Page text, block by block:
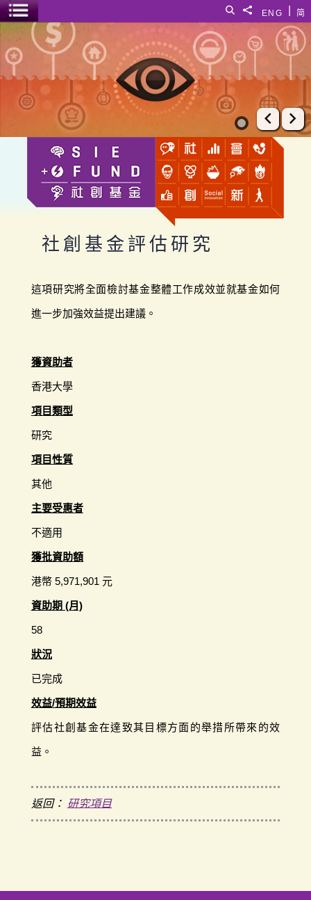
简
ENG
分享給
搜尋
選單開關
社創基金評估研究
上一張
下
社創基金評估研究
這項研究將全面檢討基金整體工作成效並就基金如何
進一步加強效益提出建議。
獲資助者
香港大學
項目類型
研究
項目性質
其他
主要受惠者
不適用
獲批資助額
港幣 5,971,901 元
資助期 (月)
58
狀況
已完成
效益/預期效益
評估社創基金在達致其目標方面的舉措所帶來的效
益。
返回： 研究項目